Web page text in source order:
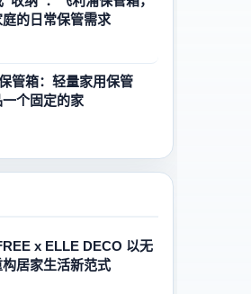
的日常保管需求
管箱：轻量家用保管
个固定的家
x ELLE DECO 以无
居家生活新范式